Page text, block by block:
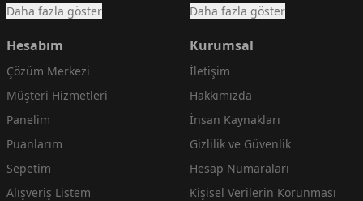
Daha fazla göster
Daha fazla göster
Hesabım
Çözüm Merkezi
Müşteri Hizmetleri
Panelim
Puanlarım
Sepetim
Alışveriş Listem
Kurumsal
İletişim
Hakkımızda
İnsan Kaynakları
Gizlilik ve Güvenlik
Hesap Numaraları
Kişisel Verilerin Korunması